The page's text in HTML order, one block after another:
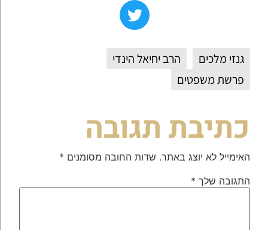
גנזי מלכים
הרב יחיאל הינדי
פרשת משפטים
כתיבת תגובה
האימייל לא יוצג באתר. שדות החובה מסומנים *
התגובה שלך *